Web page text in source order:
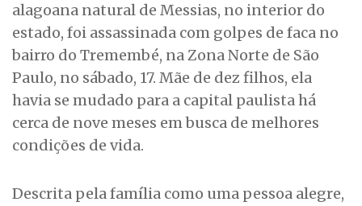
alagoana natural de Messias, no interior do
estado, foi assassinada com golpes de faca no
bairro do Tremembé, na Zona Norte de São
Paulo, no sábado, 17. Mãe de dez filhos, ela
havia se mudado para a capital paulista há
cerca de nove meses em busca de melhores
condições de vida.
Descrita pela família como uma pessoa alegre,